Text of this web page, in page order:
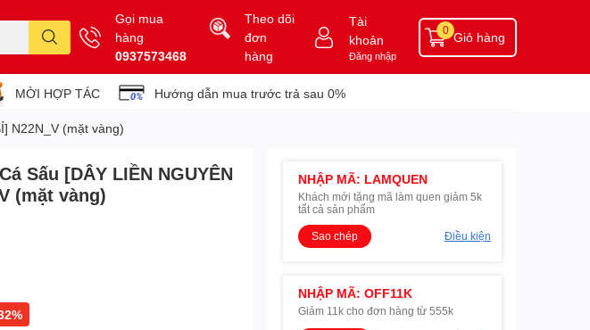
Gọi mua
hàng
0937573468
Theo dõi
đơn
hàng
Tài
khoản
Đăng nhập
Giỏ hàng
0
MỜI HỢP TÁC Hướng dẫn mua trước trả sau 0%
N22N_V (mặt vàng)
Sấu [DÂY LIỀN NGUYÊN
(mặt vàng)
NHẬP MÃ: LAMQUEN
Khách mới tặng mã làm quen giảm 5k
tất cả sản phẩm
Sao chép
Điều kiện
NHẬP MÃ: OFF11K
Giảm 11k cho đơn hàng từ 555k